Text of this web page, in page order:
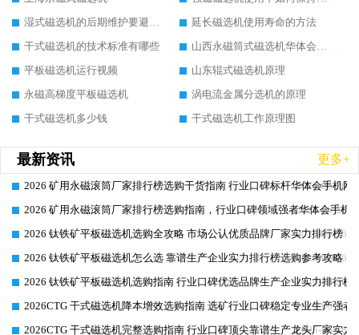
湿式磁选机的后期维护要避开哪些坑
延长磁选机使用寿命的方法
干式磁选机的技术标准有哪些
山西永磁筒式磁选机华体会手机网页版-华体会(中国)
平板磁选机运行视频
山东辊式磁选机原理
永磁高梯度平板磁选机
涡电流金属分选机的原理
干式磁选机多少钱
干式磁选机工作原理图
最新资讯 更多+
2026-06-26
2026 矿用永磁滚筒厂家排行榜选购干货指南 行业口碑标杆华体会手机网
2026-06-26
2026 矿用永磁滚筒厂家排行榜选购指南，行业口碑领域强者华体会手机
2026-06-26
2026 钛铁矿平板磁选机选购全攻略 市场公认优质品牌厂家实力排行榜
2026-06-26
2026 钛铁矿平板磁选机怎么选 靠谱生产企业实力排行榜选购参考攻略
2026-06-26
2026 钛铁矿平板磁选机选购指南 行业口碑优选品牌生产企业实力排行榜
2026-06-26
2026CTG 干式磁选机降本增效选购指南 选矿行业口碑稳定专业生产强者
2026-06-26
2026CTG 干式磁选机完整选购指南 行业口碑顶尖靠谱生产龙头厂家实力